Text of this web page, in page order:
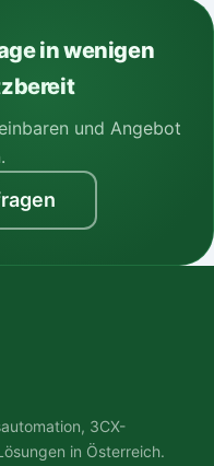
in wenigen
und Angebot
3CX-
in Österreich.